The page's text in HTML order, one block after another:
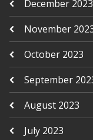
December 2023
November
October 2023
September
August 2023
July 2023